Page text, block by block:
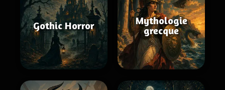
Gothic Horror
Mythologie
grecque